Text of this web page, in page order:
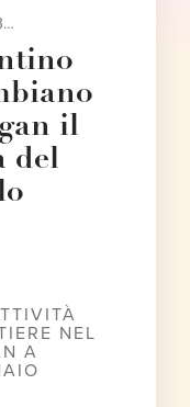
il
del
NEL
A